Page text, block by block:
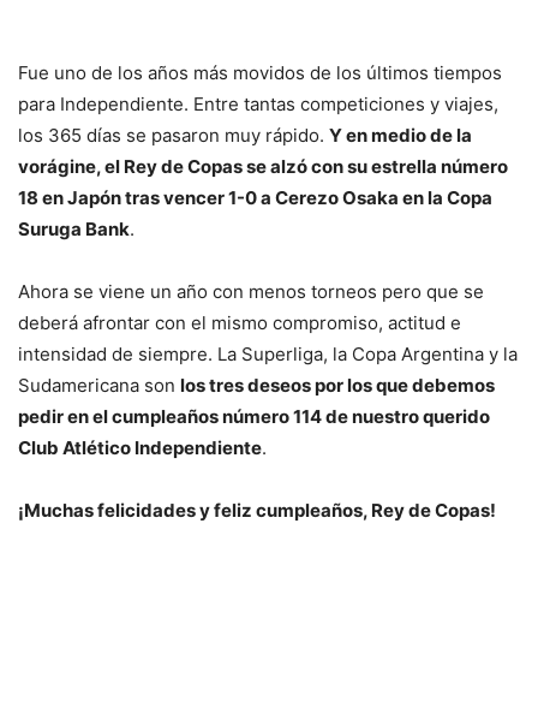
Fue uno de los años más movidos de los últimos tiempos
para Independiente. Entre tantas competiciones y viajes,
los 365 días se pasaron muy rápido. Y en medio de la
vorágine, el Rey de Copas se alzó con su estrella número
18 en Japón tras vencer 1-0 a Cerezo Osaka en la Copa
Suruga Bank.
Ahora se viene un año con menos torneos pero que se
deberá afrontar con el mismo compromiso, actitud e
intensidad de siempre. La Superliga, la Copa Argentina y la
Sudamericana son los tres deseos por los que debemos
pedir en el cumpleaños número 114 de nuestro querido
Club Atlético Independiente.
¡Muchas felicidades y feliz cumpleaños, Rey de Copas!